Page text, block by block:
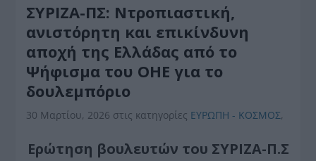
ΣΥΡΙΖΑ-ΠΣ: Ντροπιαστική,
ανιστόρητη και επικίνδυνη
αποχή της Ελλάδας από το
Ψήφισμα του ΟΗΕ για το
δουλεμπόριο
30 Μαρτίου, 2026 στις κατηγορίες ΕΥΡΩΠΗ - ΚΟΣΜΟΣ,
Ερώτηση βουλευτών του ΣΥΡΙΖΑ-Π.Σ